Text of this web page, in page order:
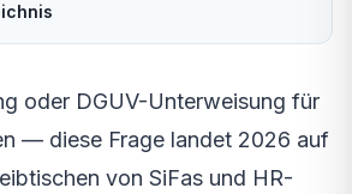
oder DGUV-Unterweisung für
— diese Frage landet 2026 auf
von SiFas und HR-